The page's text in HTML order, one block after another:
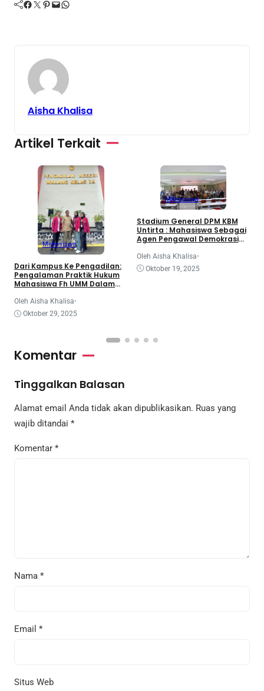
Facebook Twitter Pinterest Mail WhatsApp
Aisha Khalisa
Artikel Terkait
Mahasiswa
Dari Kampus Ke Pengadilan:
Pengalaman Praktik Hukum
Mahasiswa Fh UMM Dalam
Oleh Aisha Khalisa•
Oktober 29, 2025
Mahasiswa
Stadium General DPM KBM
Untirta : Mahasiswa Sebagai
Agen Pengawal Demokrasi
Nasional
Oleh Aisha Khalisa•
Oktober 19, 2025
Komentar
Tinggalkan Balasan
Alamat email Anda tidak akan dipublikasikan. Ruas yang
wajib ditandai *
Komentar *
Nama *
Email *
Situs Web